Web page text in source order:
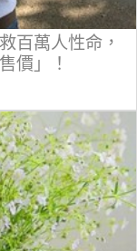
百萬人性命，
價」！